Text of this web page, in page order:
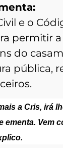
e o
permitir
do
pública,
a Cris, irá
ementa. Vem